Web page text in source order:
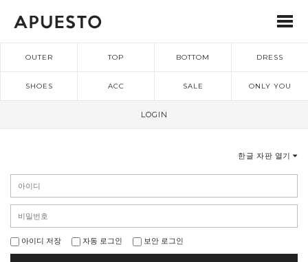
OUTER TOP BOTTOM DRESS
SHOES ACC SALE ONLY YOU
LOGIN
한글 자판 열기
아이디 저장 자동 로그인 보안 로그인